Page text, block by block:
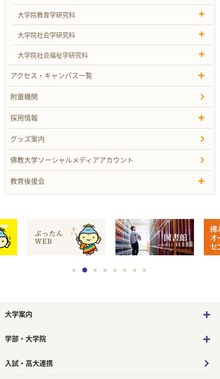
大学院教育学研究科
大学院社会学研究科
大学院社会福祉学研究科
アクセス・キャンパス一覧
附置機関
採用情報
グッズ案内
佛教大学ソーシャルメディアアカウント
教育後援会
大学案内
学部・大学院
入試・高大連携